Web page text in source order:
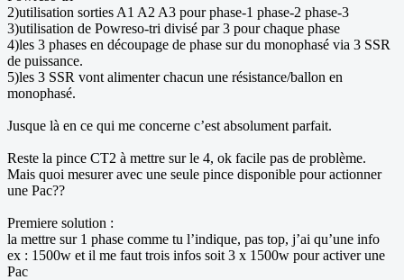
2)utilisation sorties A1 A2 A3 pour phase-1 phase-2 phase-3
3)utilisation de Powreso-tri divisé par 3 pour chaque phase
4)les 3 phases en découpage de phase sur du monophasé via 3 SSR
de puissance.
5)les 3 SSR vont alimenter chacun une résistance/ballon en
monophasé.
Jusque là en ce qui me concerne c’est absolument parfait.
Reste la pince CT2 à mettre sur le 4, ok facile pas de problème.
Mais quoi mesurer avec une seule pince disponible pour actionner
une Pac??
Premiere solution :
la mettre sur 1 phase comme tu l’indique, pas top, j’ai qu’une info
ex : 1500w et il me faut trois infos soit 3 x 1500w pour activer une
Pac